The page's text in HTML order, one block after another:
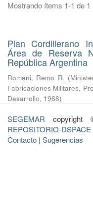
Mostrando ítems 1-1 de 1
Plan Cordillerano
Área de Reserva
República Argentina
Romani, Remo R. (
Fabricaciones Militares,
Desarrollo, 1968)
SEGEMAR copyright
REPOSITORIO-DSPACE
Contacto | Sugerencias